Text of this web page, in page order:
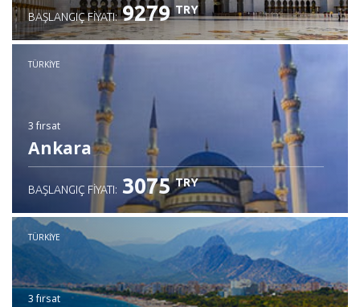
BAŞLANGIÇ FIYATI: 9279 TRY
TÜRKIYE
3 fırsat
Ankara
BAŞLANGIÇ FIYATI: 3075 TRY
TÜRKIYE
3 fırsat